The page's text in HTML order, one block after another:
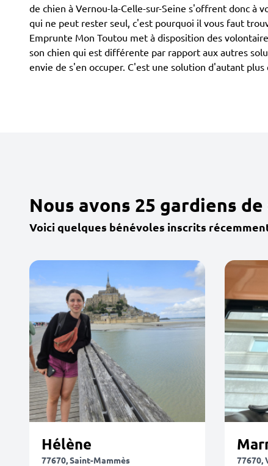
de chien à Vernou-la-Celle-sur-Seine s'offrent donc à
qui ne peut rester seul, c'est pourquoi il vous faut
Emprunte Mon Toutou met à disposition des
son chien qui est différente par rapport aux autres
envie de s'en occuper. C'est une solution d'autant
Nous avons 25 gardiens
Voici quelques bénévoles inscrits
Hélène
77670, Saint-Mammès 77670,